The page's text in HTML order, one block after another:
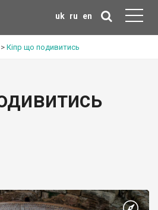
uk ru en
> Кіпр що подивитись